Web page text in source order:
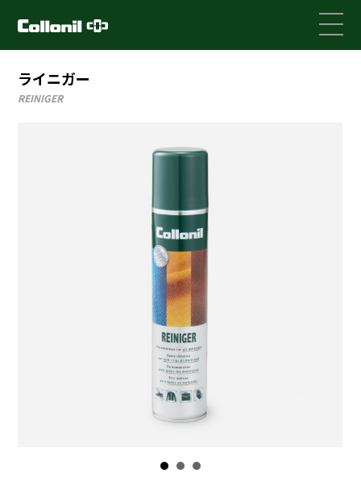
ライニガー
REINIGER